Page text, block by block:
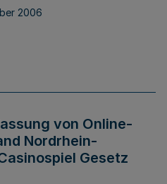
2006
von Online-
Nordrhein-
Gesetz